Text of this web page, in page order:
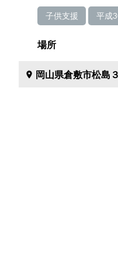
子供支援 平成
場所
place 岡山県倉敷市松島